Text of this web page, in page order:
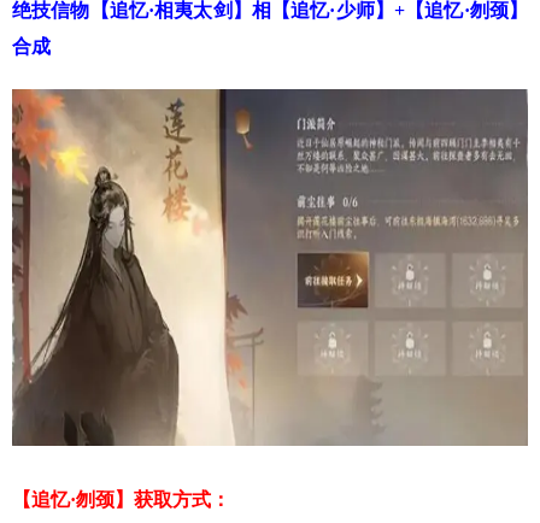
绝技信物【追忆·相夷太剑】相【追忆·少师】+【追忆·刎颈】
合成
【追忆·刎颈】获取方式：